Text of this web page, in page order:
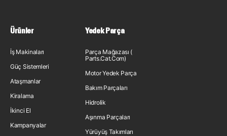
Ürünler
İş Makinaları
Güç Sistemleri
Ataşmanlar
Kiralama
İkinci El
Kampanyalar
Yedek Parça
Parça Mağazası (
Parts.Cat.Com)
Motor Yedek Parça
Bakım Parçaları
Hidrolik
Aşınma Parçaları
Yürüyüş Takımları